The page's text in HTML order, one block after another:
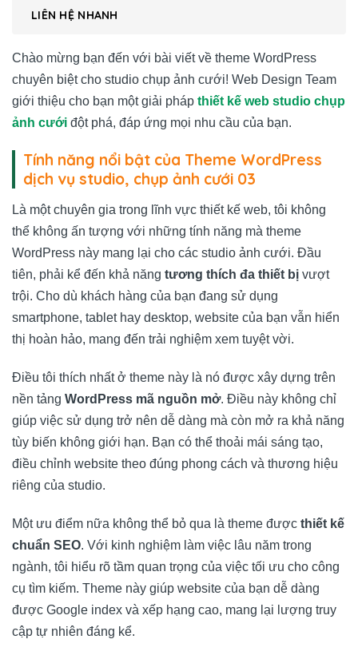
LIÊN HỆ NHANH
Chào mừng bạn đến với bài viết về theme WordPress
chuyên biệt cho studio chụp ảnh cưới! Web Design Team
giới thiệu cho bạn một giải pháp thiết kế web studio chụp
ảnh cưới đột phá, đáp ứng mọi nhu cầu của bạn.
Tính năng nổi bật của Theme WordPress
dịch vụ studio, chụp ảnh cưới 03
Là một chuyên gia trong lĩnh vực thiết kế web, tôi không
thể không ấn tượng với những tính năng mà theme
WordPress này mang lại cho các studio ảnh cưới. Đầu
tiên, phải kể đến khả năng tương thích đa thiết bị vượt
trội. Cho dù khách hàng của bạn đang sử dụng
smartphone, tablet hay desktop, website của bạn vẫn hiển
thị hoàn hảo, mang đến trải nghiệm xem tuyệt vời.
Điều tôi thích nhất ở theme này là nó được xây dựng trên
nền tảng WordPress mã nguồn mở. Điều này không chỉ
giúp việc sử dụng trở nên dễ dàng mà còn mở ra khả năng
tùy biến không giới hạn. Bạn có thể thoải mái sáng tạo,
điều chỉnh website theo đúng phong cách và thương hiệu
riêng của studio.
Một ưu điểm nữa không thể bỏ qua là theme được thiết kế
chuẩn SEO. Với kinh nghiệm làm việc lâu năm trong
ngành, tôi hiểu rõ tầm quan trọng của việc tối ưu cho công
cụ tìm kiếm. Theme này giúp website của bạn dễ dàng
được Google index và xếp hạng cao, mang lại lượng truy
cập tự nhiên đáng kể.